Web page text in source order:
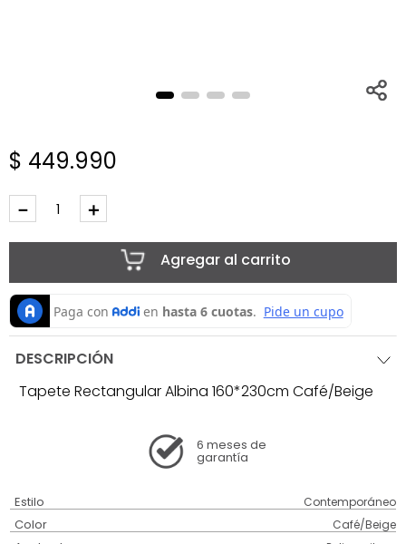
$ 449.990
＋
－
Agregar al carrito
DESCRIPCIÓN
Tapete Rectangular Albina 160*230cm Café/Beige
6 meses de
garantía
Estilo Contemporáneo
Color Café/Beige